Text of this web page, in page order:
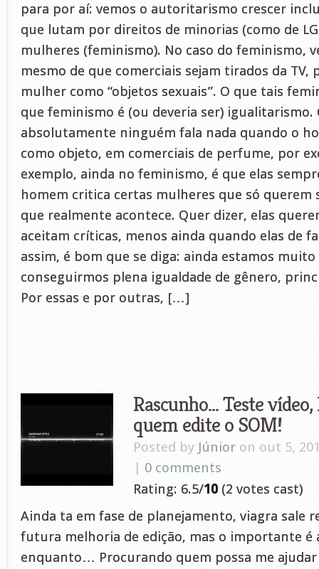
para por aí: vemos o autoritarismo crescer
que lutam por direitos de minorias (como de
mulheres (feminismo). No caso do feminismo,
mesmo de que comerciais sejam tirados da TV,
mulher como “objetos sexuais”. O que tais
que feminismo é (ou deveria ser) igualitarismo.
absolutamente ninguém fala nada quando o
como objeto, em comerciais de perfume, por
exemplo, ainda no feminismo, é que elas
homem critica certas mulheres que só querem
que realmente acontece. Quer dizer, elas
aceitam críticas, menos ainda quando elas de
assim, é bom que se diga: ainda estamos
conseguirmos plena igualdade de gênero,
Por essas e por outras, […]
Rascunho… Teste
quem edite o SOM!
Posted by Júnior on out 5,
| 0 comments
Rating: 6.5/10 (2 votes cast)
Ainda ta em fase de planejamento, viagra sale
futura melhoria de edição, mas o importante é
enquanto… Procurando quem possa me ajudar